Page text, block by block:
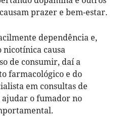
prazer e bem-estar.
dependência e,
causa
de consumir, daí a
farmacológico e do
em consultas de
ajudar o fumador no